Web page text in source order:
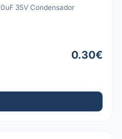
35V Condensador
0.30€